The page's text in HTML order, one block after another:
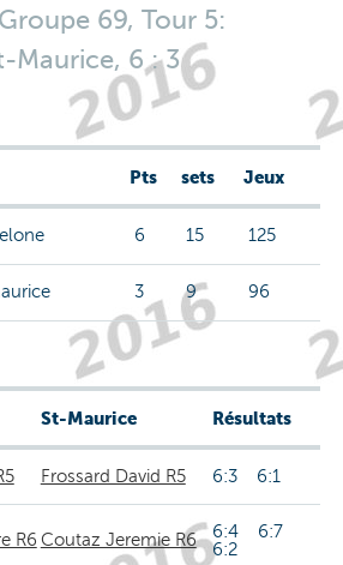
69, Tour 5:
Maurice, 6 : 3
Pts sets Jeux
6 15 125
3 9 96
St-Maurice Résultats
Frossard David R5 6:3 6:1
R6 Coutaz Jeremie R6
6:4 6:7
6:2